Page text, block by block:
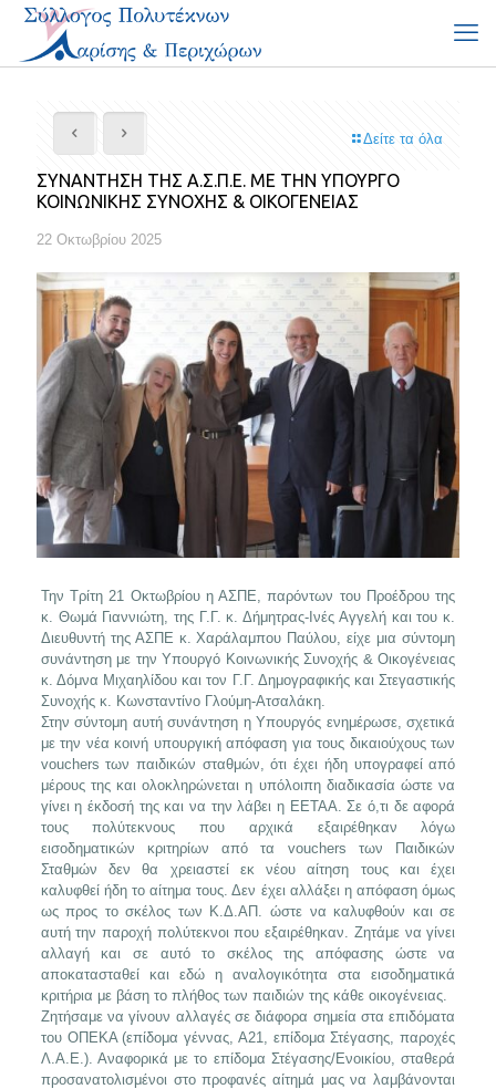
Δείτε τα όλα
ΣΥΝΑΝΤΗΣΗ ΤΗΣ Α.Σ.Π.Ε. ΜΕ ΤΗΝ ΥΠΟΥΡΓΟ
ΚΟΙΝΩΝΙΚΗΣ ΣΥΝΟΧΗΣ & ΟΙΚΟΓΕΝΕΙΑΣ
22 Οκτωβρίου 2025
Την Τρίτη 21 Οκτωβρίου η ΑΣΠΕ, παρόντων του Προέδρου της
κ. Θωμά Γιαννιώτη, της Γ.Γ. κ. Δήμητρας-Ινές Αγγελή και του κ.
Διευθυντή της ΑΣΠΕ κ. Χαράλαμπου Παύλου, είχε μια σύντομη
συνάντηση με την Υπουργό Κοινωνικής Συνοχής & Οικογένειας
κ. Δόμνα Μιχαηλίδου και τον Γ.Γ. Δημογραφικής και Στεγαστικής
Συνοχής κ. Κωνσταντίνο Γλούμη-Ατσαλάκη.
Στην σύντομη αυτή συνάντηση η Υπουργός ενημέρωσε, σχετικά
με την νέα κοινή υπουργική απόφαση για τους δικαιούχους των
vouchers των παιδικών σταθμών, ότι έχει ήδη υπογραφεί από
μέρους της και ολοκληρώνεται η υπόλοιπη διαδικασία ώστε να
γίνει η έκδοσή της και να την λάβει η ΕΕΤΑΑ. Σε ό,τι δε αφορά
τους πολύτεκνους που αρχικά εξαιρέθηκαν λόγω
εισοδηματικών κριτηρίων από τα vouchers των Παιδικών
Σταθμών δεν θα χρειαστεί εκ νέου αίτηση τους και έχει
καλυφθεί ήδη το αίτημα τους. Δεν έχει αλλάξει η απόφαση όμως
ως προς το σκέλος των Κ.Δ.ΑΠ. ώστε να καλυφθούν και σε
αυτή την παροχή πολύτεκνοι που εξαιρέθηκαν. Ζητάμε να γίνει
αλλαγή και σε αυτό το σκέλος της απόφασης ώστε να
αποκατασταθεί και εδώ η αναλογικότητα στα εισοδηματικά
κριτήρια με βάση το πλήθος των παιδιών της κάθε οικογένειας.
Ζητήσαμε να γίνουν αλλαγές σε διάφορα σημεία στα επιδόματα
του ΟΠΕΚΑ (επίδομα γέννας, Α21, επίδομα Στέγασης, παροχές
Λ.Α.Ε.). Αναφορικά με το επίδομα Στέγασης/Ενοικίου, σταθερά
προσανατολισμένοι στο προφανές αίτημά μας να λαμβάνονται